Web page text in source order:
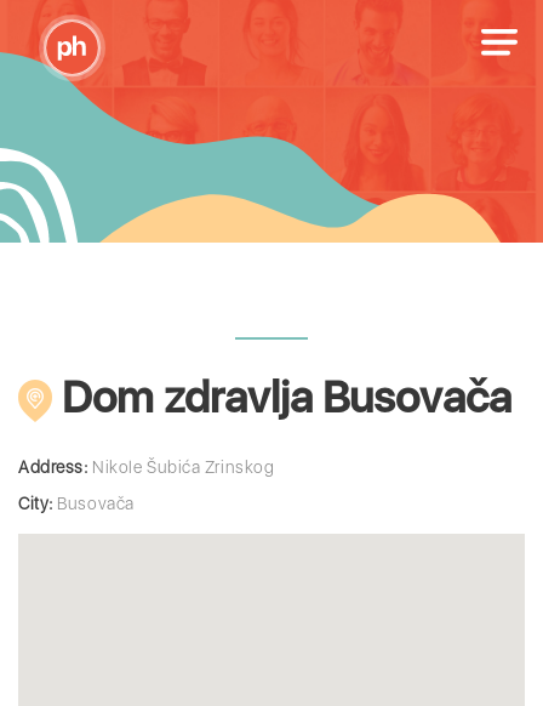
Dom zdravlja Busovača
Address: Nikole Šubića Zrinskog
City: Busovača